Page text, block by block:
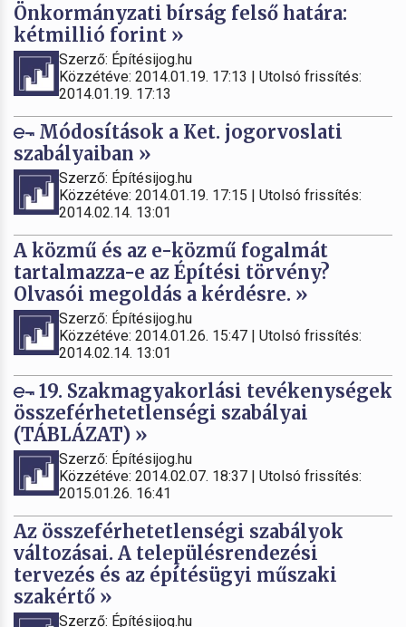
Önkormányzati bírság felső határa:
kétmillió forint »
Szerző: Építésijog.hu
Közzétéve: 2014.01.19. 17:13 | Utolsó frissítés:
2014.01.19. 17:13
Módosítások a Ket. jogorvoslati
szabályaiban »
Szerző: Építésijog.hu
Közzétéve: 2014.01.19. 17:15 | Utolsó frissítés:
2014.02.14. 13:01
A közmű és az e-közmű fogalmát
tartalmazza-e az Építési törvény?
Olvasói megoldás a kérdésre. »
Szerző: Építésijog.hu
Közzétéve: 2014.01.26. 15:47 | Utolsó frissítés:
2014.02.14. 13:01
19. Szakmagyakorlási tevékenységek
összeférhetetlenségi szabályai
(TÁBLÁZAT) »
Szerző: Építésijog.hu
Közzétéve: 2014.02.07. 18:37 | Utolsó frissítés:
2015.01.26. 16:41
Az összeférhetetlenségi szabályok
változásai. A településrendezési
tervezés és az építésügyi műszaki
szakértő »
Szerző: Építésijog.hu